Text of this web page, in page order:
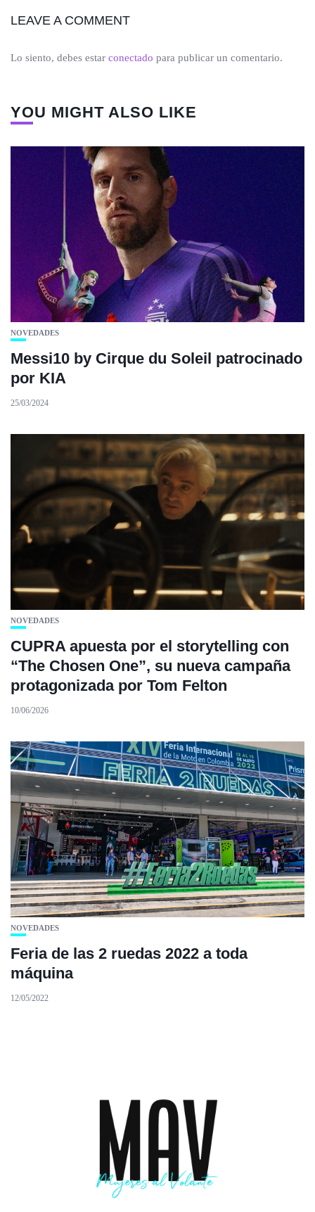
LEAVE A COMMENT
Lo siento, debes estar conectado para publicar un comentario.
YOU MIGHT ALSO LIKE
NOVEDADES
Messi10 by Cirque du Soleil patrocinado
por KIA
25/03/2024
NOVEDADES
CUPRA apuesta por el storytelling con
“The Chosen One”, su nueva campaña
protagonizada por Tom Felton
10/06/2026
NOVEDADES
Feria de las 2 ruedas 2022 a toda
máquina
12/05/2022